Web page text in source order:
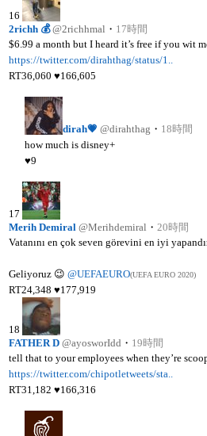
16
2richh 💰 @2richhmal ・ 17時間
$6.99 a month but I heard it’s free if you wit
https://twitter.com/dirahthag/status/1..
RT36,060♥166,605
dirah💗 @dirahthag ・ 18時間
how much is disney+
♥9
17
Merih Demiral @Merihdemiral ・20時間
Vatanını en çok seven görevini en iyi
Geliyoruz 😉@UEFAEURO(UEFA EURO 2020)
RT24,348♥177,919
18
FATHER D @ayosworIdd ・ 19時間
tell that to your employees when they’re
https://twitter.com/chipotletweets/sta..
RT31,182♥166,316